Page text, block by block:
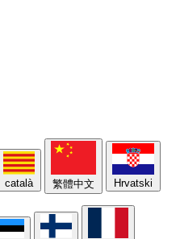
català 繁體中文 Hrvatski